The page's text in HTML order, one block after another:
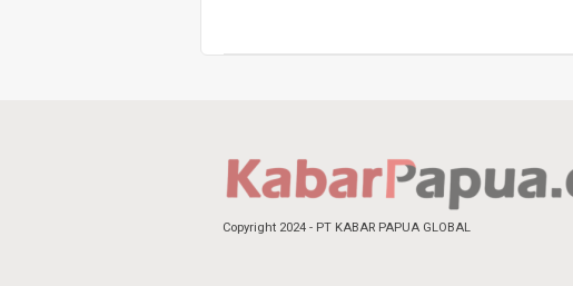
Copyright 2024 - PT KABAR PAPUA GLOBAL